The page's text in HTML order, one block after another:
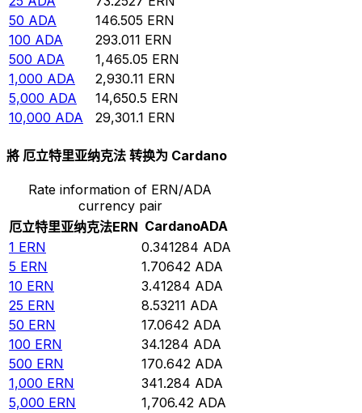
50 ADA 146.505 ERN
100 ADA 293.011 ERN
500 ADA 1,465.05 ERN
1,000 ADA 2,930.11 ERN
5,000 ADA 14,650.5 ERN
10,000 ADA 29,301.1 ERN
將 厄立特里亚纳克法 转换为 Cardano
Rate information of ERN/ADA
currency pair
厄立特里亚纳克法ERN CardanoADA
1 ERN 0.341284 ADA
5 ERN 1.70642 ADA
10 ERN 3.41284 ADA
25 ERN 8.53211 ADA
50 ERN 17.0642 ADA
100 ERN 34.1284 ADA
500 ERN 170.642 ADA
1,000 ERN 341.284 ADA
5,000 ERN 1,706.42 ADA